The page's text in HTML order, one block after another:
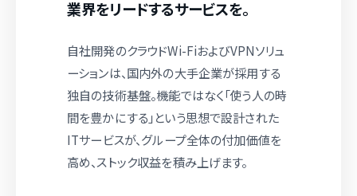
業界をリードするサービスを。
自社開発のクラウドWi-FiおよびVPNソリュ
ーションは、国内外の大手企業が採用する
独自の技術基盤。機能ではなく「使う人の時
間を豊かにする」という思想で設計された
ITサービスが、グループ全体の付加価値を
高め、ストック収益を積み上げます。